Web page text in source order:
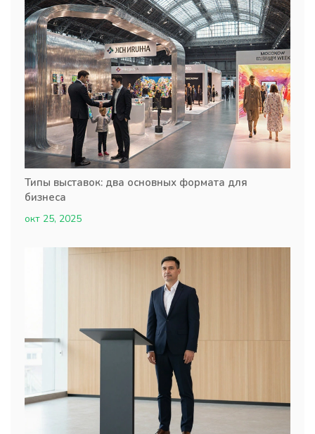
Типы выставок: два основных формата для
бизнеса
окт 25, 2025